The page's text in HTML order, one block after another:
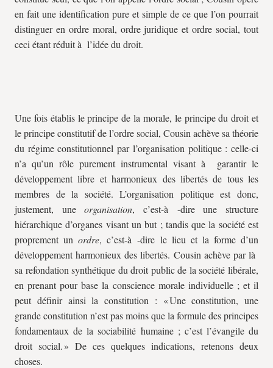
en fait une identification pure et simple de ce que l’on pourrait
distinguer en ordre moral, ordre juridique et ordre social, tout
ceci étant réduit à l’idée du droit.
Une fois établis le principe de la morale, le principe du droit et
le principe constitutif de l’ordre social, Cousin achève sa théorie
du régime constitutionnel par l’organisation politique : celle-ci
n’a qu’un rôle purement instrumental visant à garantir le
développement libre et harmonieux des libertés de tous les
membres de la société. L’organisation politique est donc,
justement, uneorganisation, c’est-à -dire une structure
hiérarchique d’organes visant un but ; tandis que la société est
proprement unordre, c’est-à -dire le lieu et la forme d’un
développement harmonieux des libertés. Cousin achève par là
sa refondation synthétique du droit public de la société libérale,
en prenant pour base la conscience morale individuelle ; et il
peut définir ainsi la constitution : « Une constitution, une
grande constitution n’est pas moins que la formule des principes
fondamentaux de la sociabilité humaine ; c’est l’évangile du
droit social. » De ces quelques indications, retenons deux
choses.